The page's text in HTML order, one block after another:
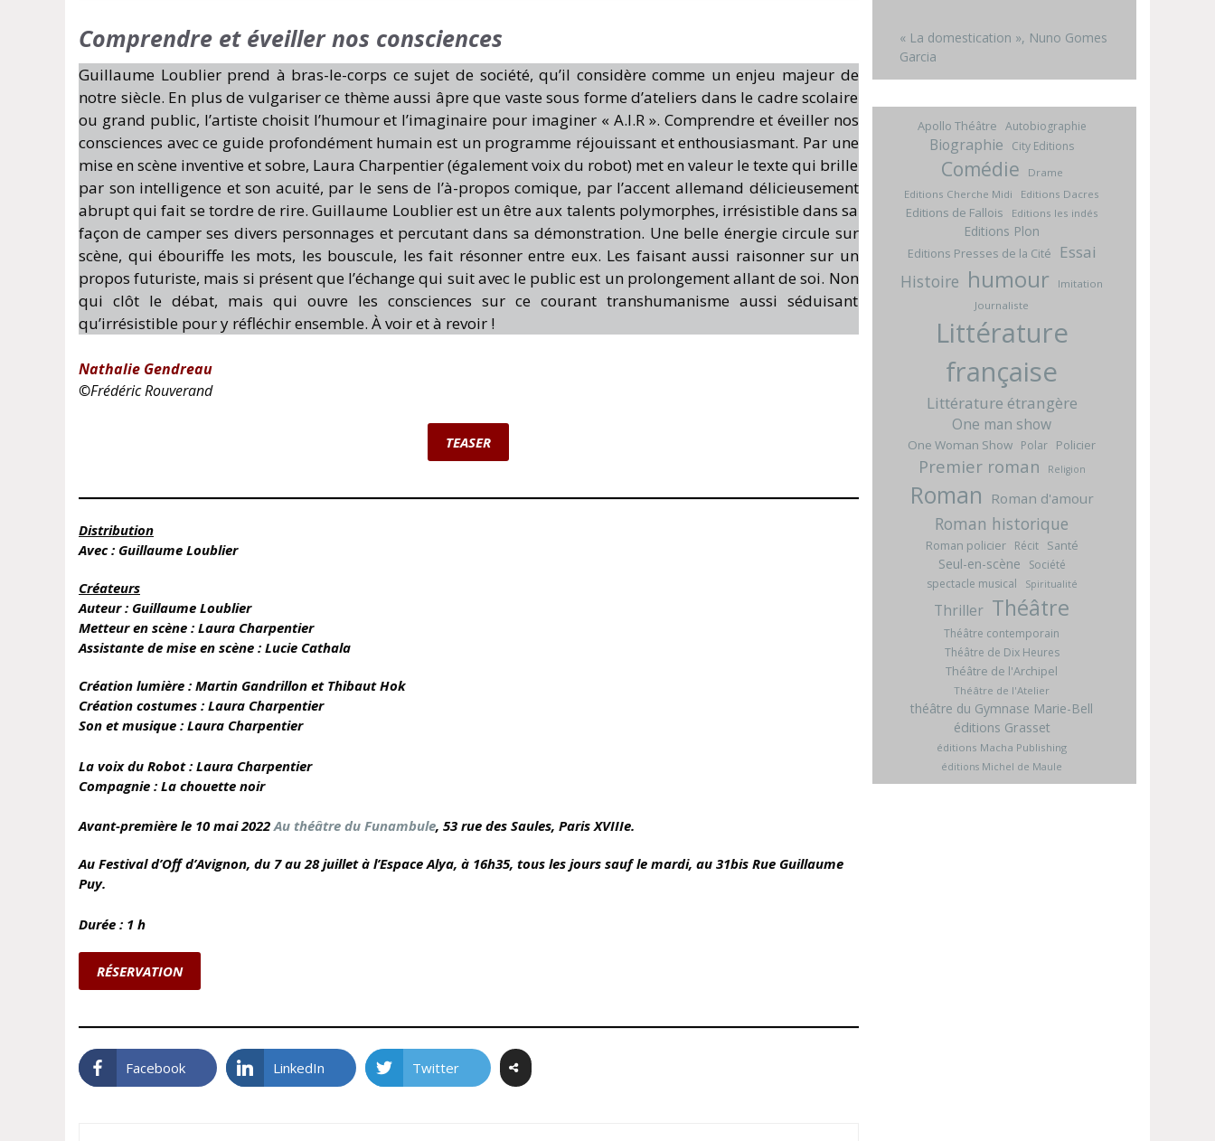
Comprendre et éveiller nos consciences
Guillaume Loublier prend à bras-le-corps ce sujet de société, qu’il considère comme un enjeu majeur de
notre siècle. En plus de vulgariser ce thème aussi âpre que vaste sous forme d’ateliers dans le cadre scolaire
ou grand public, l’artiste choisit l’humour et l’imaginaire pour imaginer « A.I.R ». Comprendre et éveiller nos
consciences avec ce guide profondément humain est un programme réjouissant et enthousiasmant. Par une
mise en scène inventive et sobre, Laura Charpentier (également voix du robot) met en valeur le texte qui brille
par son intelligence et son acuité, par le sens de l’à-propos comique, par l’accent allemand délicieusement
abrupt qui fait se tordre de rire. Guillaume Loublier est un être aux talents polymorphes, irrésistible dans sa
façon de camper ses divers personnages et percutant dans sa démonstration. Une belle énergie circule sur
scène, qui ébouriffe les mots, les bouscule, les fait résonner entre eux. Les faisant aussi raisonner sur un
propos futuriste, mais si présent que l’échange qui suit avec le public est un prolongement allant de soi. Non
qui clôt le débat, mais qui ouvre les consciences sur ce courant transhumanisme aussi séduisant
qu’irrésistible pour y réfléchir ensemble. À voir et à revoir !
Nathalie Gendreau
©Frédéric Rouverand
TEASER
Distribution
Avec : Guillaume Loublier
Créateurs
Auteur : Guillaume Loublier
Metteur en scène : Laura Charpentier
Assistante de mise en scène : Lucie Cathala
Création lumière : Martin Gandrillon et Thibaut Hok
Création costumes : Laura Charpentier
Son et musique : Laura Charpentier
La voix du Robot : Laura Charpentier
Compagnie : La chouette noir
Avant-première le 10 mai 2022Au théâtre du Funambule, 53 rue des Saules, Paris XVIIIe.
Au Festival d’Off d’Avignon, du 7 au 28 juillet à l’Espace Alya, à 16h35, tous les jours sauf le mardi, au 31bis Rue Guillaume
Puy.
Durée : 1 h
RÉSERVATION
Facebook LinkedIn Twitter
« La domestication », Nuno Gomes
Garcia
Apollo Théâtre Autobiographie
Biographie City Editions
Comédie
Drame
Editions Cherche Midi
Editions Dacres
Editions de Fallois Editions les indés
Editions Plon
Editions Presses de la Cité Essai
Histoire humour
Imitation
Journaliste
Littérature
française
Littérature étrangère
One man show
One Woman Show Polar Policier
Premier roman Religion
Roman Roman d'amour
Roman historique
Roman policier Récit Santé
Seul-en-scène
Société
spectacle musical
Spiritualité
Thriller Théâtre
Théâtre contemporain
Théâtre de Dix Heures
Théâtre de l'Archipel
Théâtre de l'Atelier
théâtre du Gymnase Marie-Bell
éditions Grasset
éditions Macha Publishing
éditions Michel de Maule